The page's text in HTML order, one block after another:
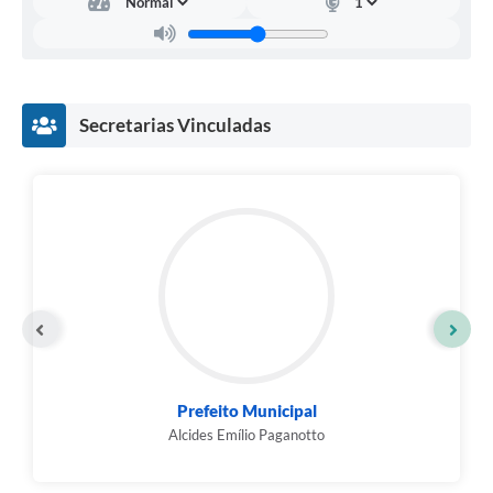
Secretarias Vinculadas
Prefeito Municipal
Alcides Emílio Paganotto